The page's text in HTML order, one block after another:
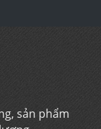
sản phẩm